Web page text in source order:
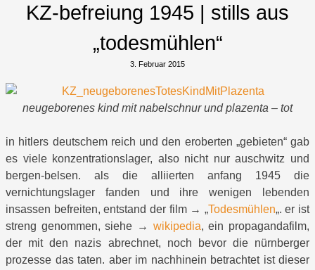
KZ-befreiung 1945 | stills aus
„todesmühlen“
3. Februar 2015
neugeborenes kind mit nabelschnur und plazenta – tot
in hitlers deutschem reich und den eroberten „gebieten“ gab
es viele konzentrationslager, also nicht nur auschwitz und
bergen-belsen. als die alliierten anfang 1945 die
vernichtungslager fanden und ihre wenigen lebenden
insassen befreiten, entstand der film → „Todesmühlen„. er ist
streng genommen, siehe → wikipedia, ein propagandafilm,
der mit den nazis abrechnet, noch bevor die nürnberger
prozesse das taten. aber im nachhinein betrachtet ist dieser